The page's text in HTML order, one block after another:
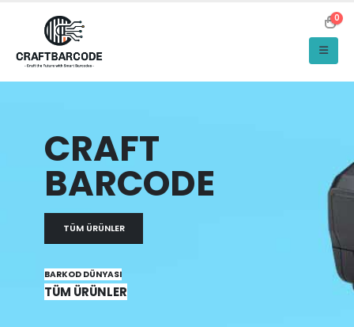
0
CRAFT
BARCODE
TÜM ÜRÜNLER
BARKOD DÜNYASI
TÜM ÜRÜNLER